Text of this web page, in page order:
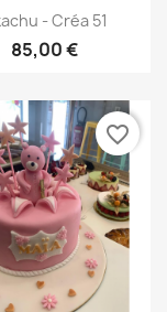
rapide
- Créa 51
85,00 €
favorite_border